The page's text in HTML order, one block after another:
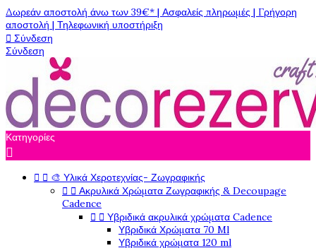
Δωρεάν αποστολή άνω των 39€* | Ασφαλείς πληρωμές | Γρήγορη
αποστολή | Τηλεφωνική υποστήριξη
 Σύνδεση
Σύνδεση
Κατηγορίες

  🎨 Υλικά Χεροτεχνίας- Ζωγραφικής
  Ακρυλικά Χρώματα Ζωγραφικής & Decoupage
Cadence
  Υβριδικά ακρυλικά χρώματα Cadence
Υβριδικά Χρώματα 70 Ml
Υβριδικά χρώματα 120 ml